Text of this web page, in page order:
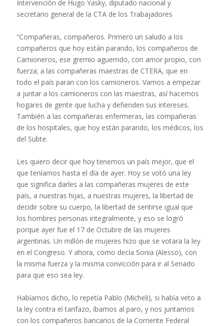
Intervención de Hugo Yasky, diputado nacional y
secretario general de la CTA de los Trabajadores
“Compañeras, compañeros. Primero un saludo a los
compañeros que hoy están parando, los compañeros de
Camioneros, ese gremio aguerrido, con amor propio, con
fuerza; a las compañeras maestras de CTERA, que en
todo el país paran con los camioneros. Vamos a empezar
a juntar a los camioneros con las maestras, así hacemos
hogares de gente que lucha y defienden sus intereses.
También a las compañeras enfermeras, las compañeras
de los hospitales, que hoy están parando, los médicos, los
del Subte.
Les quiero decir que hoy tenemos un país mejor, que el
que teníamos hasta el día de ayer. Hoy se votó una ley
que significa darles a las compañeras mujeres de este
país, a nuestras hijas, a nuestras mujeres, la libertad de
decidir sobre su cuerpo, la libertad de sentirse igual que
los hombres personas integralmente, y eso se logró
porque ayer fue el 17 de Octubre de las mujeres
argentinas. Un millón de mujeres hizo que se votara la ley
en el Congreso. Y ahora, como decía Sonia (Alesso), con
la misma fuerza y la misma convicción para ir al Senado
para que eso sea ley.
Habíamos dicho, lo repetía Pablo (Micheli), si había veto a
la ley contra el tarifazo, íbamos al paro, y nos juntamos
con los compañeros bancarios de la Corriente Federal